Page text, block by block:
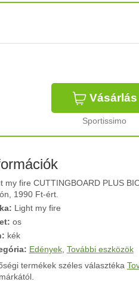
Vásárlás
Sportissimo
my fire CUTTINGBOARD PLUS
1990 Ft-ért.
Light my fire
os
kék
Edények, További eszközök
termékek széles választéka